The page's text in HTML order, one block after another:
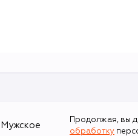
Мужское
Продолжая, вы
обработку